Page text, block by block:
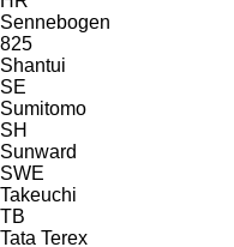
Sennebogen
825
Shantui
SE
Sumitomo
SH
Sunward
SWE
Takeuchi
TB
Tata Terex